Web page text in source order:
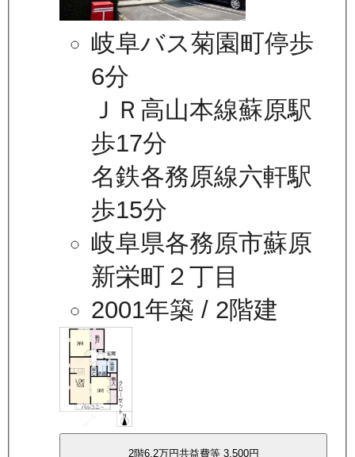
岐阜バス菊園町停歩
6分
ＪＲ高山本線蘇原駅
歩17分
名鉄各務原線六軒駅
歩15分
岐阜県各務原市蘇原
新栄町２丁目
2001年築 / 2階建
2階6.2万円共益費等 3,500円